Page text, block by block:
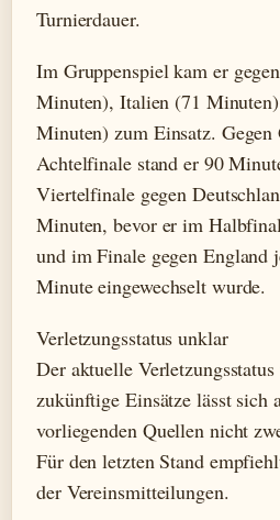
Turnierdauer.
Im Gruppenspiel kam er
Minuten), Italien (71
Minuten) zum Einsatz. Gegen
Achtelfinale stand er 90
Viertelfinale gegen
Minuten, bevor er im
und im Finale gegen England
Minute eingewechselt wurde.
Verletzungsstatus unklar
Der aktuelle
zukünftige Einsätze lässt sich
vorliegenden Quellen nicht
Für den letzten Stand
der Vereinsmitteilungen.